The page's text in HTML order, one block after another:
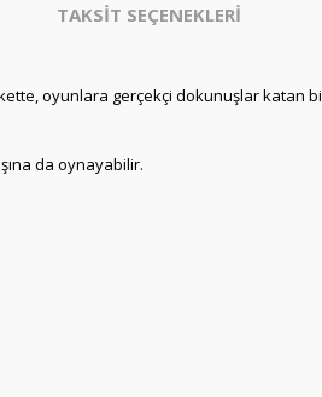
TAKSİT SEÇENEKLERİ
oyunlara gerçekçi dokunuşlar
da oynayabilir.